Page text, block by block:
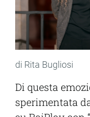
di Rita Bugliosi
Di questa
sperimentata